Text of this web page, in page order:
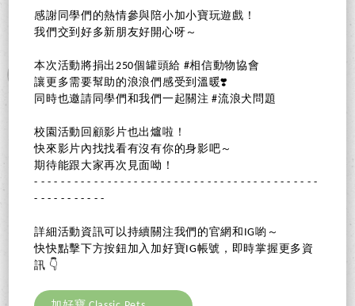
感謝同學們的熱情參與陪小加小寶玩遊戲！
我們交到好多新朋友好開心呀～
本次活動將捐出250個罐頭給 #相信動物協會
讓更多需要幫助的浪浪們感受到溫暖❣️
同時也邀請同學們和我們一起關注 #流浪犬問題
校園活動回顧影片也出爐啦！
快來影片內找找看有沒有你的身影吧～
期待能跟大家再次見面呦！
- - - - - - - - - - - - - - - - - - - - - - - - - - - - - - - - - - - - - - - - - - -
- - - - - - - - - - -
詳細活動資訊可以持續關注我們的官網和IG喲～
快快點擊下方按鈕加入加好寶IG帳號，即時掌握更多資
訊 👇